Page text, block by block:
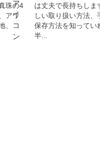
珠の4
アワ
、
は丈夫で長持ちしま
しい取り扱い方法、
保存方法を知ってい
半...